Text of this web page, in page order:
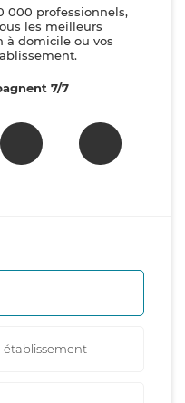
000 professionnels,
les meilleurs
à domicile ou vos
7/7
établissement